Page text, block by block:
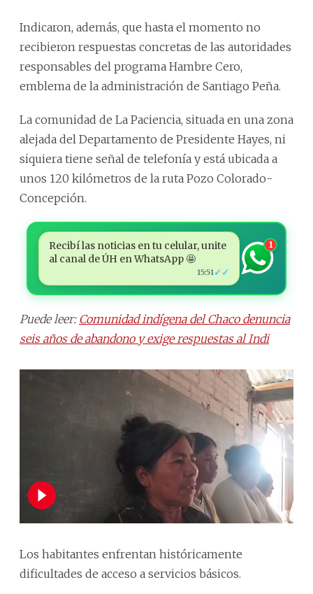
Indicaron, además, que hasta el momento no
recibieron respuestas concretas de las autoridades
responsables del programa Hambre Cero,
emblema de la administración de Santiago Peña.
La comunidad de La Paciencia, situada en una zona
alejada del Departamento de Presidente Hayes, ni
siquiera tiene señal de telefonía y está ubicada a
unos 120 kilómetros de la ruta Pozo Colorado-
Concepción.
Recibí las noticias en tu celular, unite
al canal de ÚH en WhatsApp 🤩
15:51 ✓✓
1
Puede leer: Comunidad indígena del Chaco denuncia
seis años de abandono y exige respuestas al Indi
Los habitantes enfrentan históricamente
dificultades de acceso a servicios básicos.